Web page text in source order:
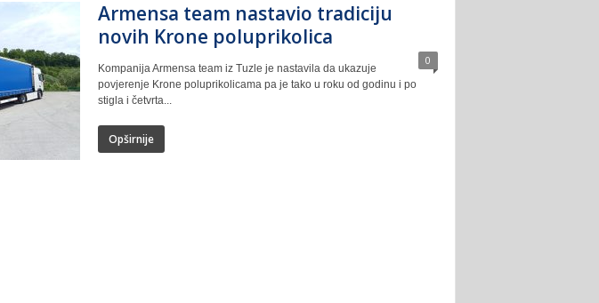
Armensa team nastavio tradiciju
novih Krone poluprikolica
0
Kompanija Armensa team iz Tuzle je nastavila da ukazuje
povjerenje Krone poluprikolicama pa je tako u roku od godinu i po
stigla i četvrta...
Opširnije